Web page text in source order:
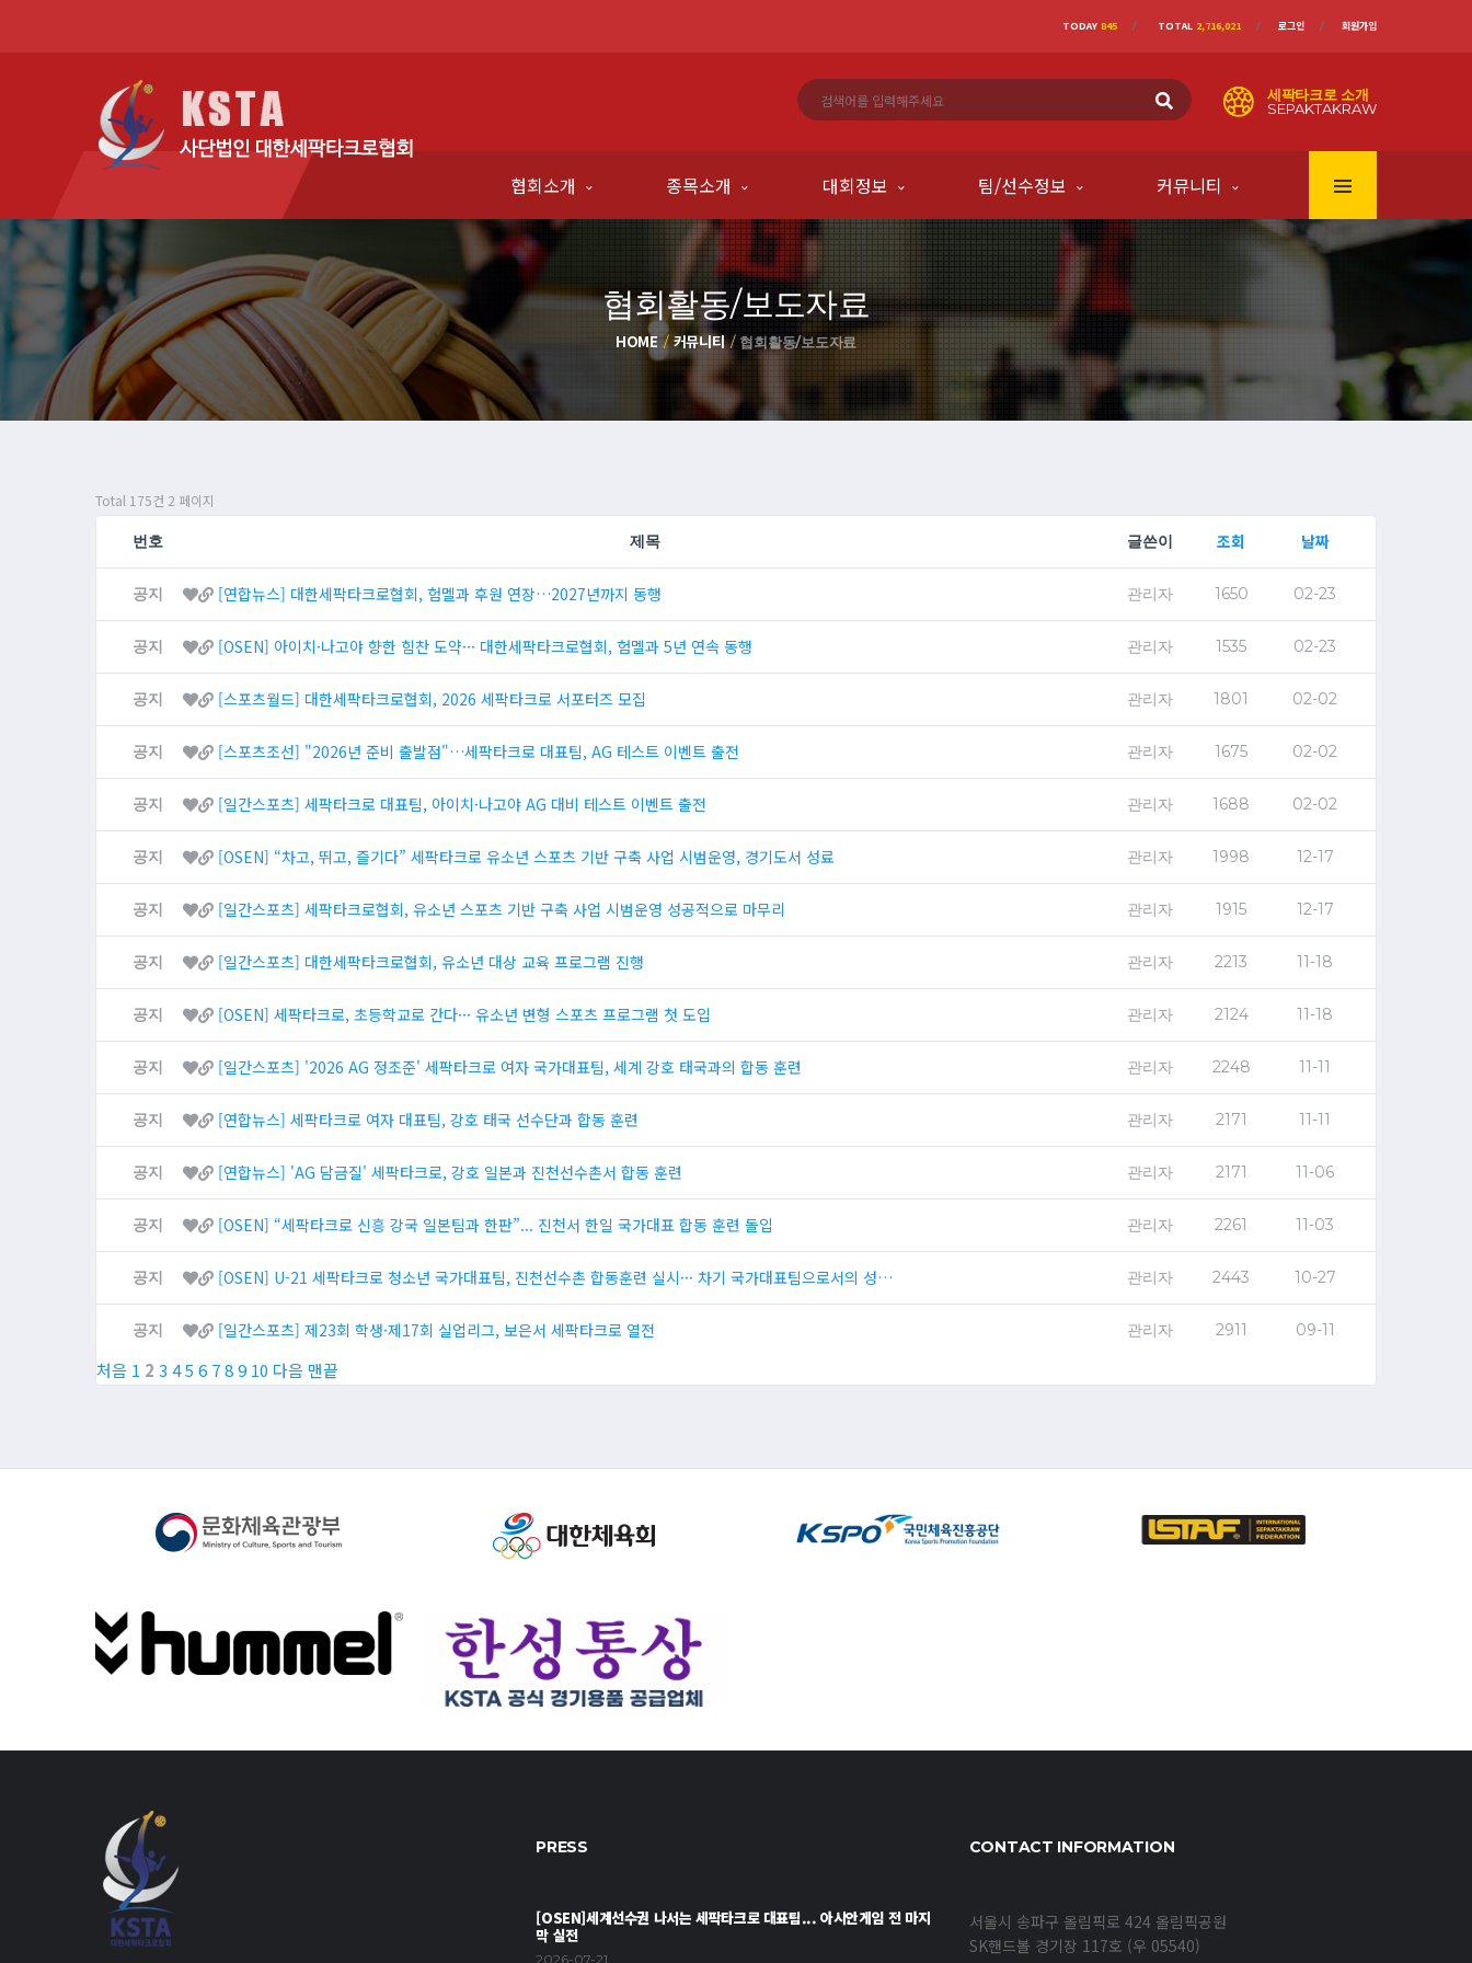
TODAY 845 TOTAL 2,716,021 로그인 회원가입
세팍타크로 소개
SEPAKTAKRAW
협회소개 종목소개 대회정보 팀/선수정보 커뮤니티
협회활동/보도자료
HOME 커뮤니티 협회활동/보도자료
Total 175건 2 페이지
번호 제목 글쓴이 조회 날짜
공지 [연합뉴스] 대한세팍타크로협회, 험멜과 후원 연장…2027년까지 동행 관리자 1650 02-23
공지 [OSEN] 아이치·나고야 향한 힘찬 도약··· 대한세팍타크로협회, 험멜과 5년 연속 동행 관리자 1535 02-23
공지 [스포츠월드] 대한세팍타크로협회, 2026 세팍타크로 서포터즈 모집 관리자 1801 02-02
공지 [스포츠조선] "2026년 준비 출발점"…세팍타크로 대표팀, AG 테스트 이벤트 출전 관리자 1675 02-02
공지 [일간스포츠] 세팍타크로 대표팀, 아이치·나고야 AG 대비 테스트 이벤트 출전 관리자 1688 02-02
공지 [OSEN] “차고, 뛰고, 즐기다” 세팍타크로 유소년 스포츠 기반 구축 사업 시범운영, 경기도서 성료 관리자 1998 12-17
공지 [일간스포츠] 세팍타크로협회, 유소년 스포츠 기반 구축 사업 시범운영 성공적으로 마무리 관리자 1915 12-17
공지 [일간스포츠] 대한세팍타크로협회, 유소년 대상 교육 프로그램 진행 관리자 2213 11-18
공지 [OSEN] 세팍타크로, 초등학교로 간다··· 유소년 변형 스포츠 프로그램 첫 도입 관리자 2124 11-18
공지 [일간스포츠] '2026 AG 정조준' 세팍타크로 여자 국가대표팀, 세계 강호 태국과의 합동 훈련 관리자 2248 11-11
공지 [연합뉴스] 세팍타크로 여자 대표팀, 강호 태국 선수단과 합동 훈련 관리자 2171 11-11
공지 [연합뉴스] 'AG 담금질' 세팍타크로, 강호 일본과 진천선수촌서 합동 훈련 관리자 2171 11-06
공지 [OSEN] “세팍타크로 신흥 강국 일본팀과 한판”... 진천서 한일 국가대표 합동 훈련 돌입 관리자 2261 11-03
공지 [OSEN] U-21 세팍타크로 청소년 국가대표팀, 진천선수촌 합동훈련 실시··· 차기 국가대표팀으로서의 성… 관리자 2443 10-27
공지 [일간스포츠] 제23회 학생·제17회 실업리그, 보은서 세팍타크로 열전 관리자 2911 09-11
처음 1 2 3 45 6 789 10 다음 맨끝
PRESS
[OSEN]세계선수권 나서는 세팍타크로 대표팀... 아시안게임 전 마지
막 실전
2026-07-21
CONTACT INFORMATION
서울시 송파구 올림픽로 424 올림픽공원
SK핸드볼 경기장 117호 (우 05540)